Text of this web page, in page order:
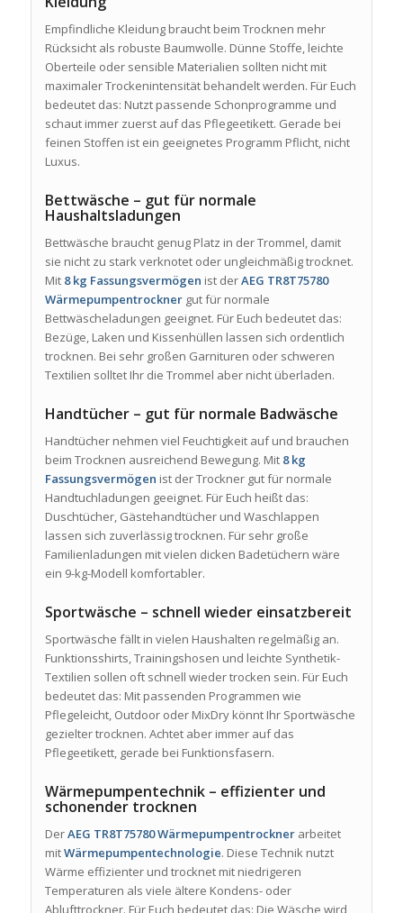
Empfindliche Kleidung braucht beim Trocknen mehr
Rücksicht als robuste Baumwolle. Dünne Stoffe, leichte
Oberteile oder sensible Materialien sollten nicht mit
maximaler Trockenintensität behandelt werden. Für Euch
bedeutet das: Nutzt passende Schonprogramme und
schaut immer zuerst auf das Pflegeetikett. Gerade bei
feinen Stoffen ist ein geeignetes Programm Pflicht, nicht
Luxus.
Bettwäsche – gut für normale
Haushaltsladungen
Bettwäsche braucht genug Platz in der Trommel, damit
sie nicht zu stark verknotet oder ungleichmäßig trocknet.
Mit 8 kg Fassungsvermögen ist derAEG TR8T75780
Wärmepumpentrocknergut für normale
Bettwäscheladungen geeignet. Für Euch bedeutet das:
Bezüge, Laken und Kissenhüllen lassen sich ordentlich
trocknen. Bei sehr großen Garnituren oder schweren
Textilien solltet Ihr die Trommel aber nicht überladen.
Handtücher – gut für normale Badwäsche
Handtücher nehmen viel Feuchtigkeit auf und brauchen
beim Trocknen ausreichend Bewegung. Mit 8 kg
Fassungsvermögen ist der Trockner gut für normale
Handtuchladungen geeignet. Für Euch heißt das:
Duschtücher, Gästehandtücher und Waschlappen
lassen sich zuverlässig trocknen. Für sehr große
Familienladungen mit vielen dicken Badetüchern wäre
ein 9-kg-Modell komfortabler.
Sportwäsche – schnell wieder einsatzbereit
Sportwäsche fällt in vielen Haushalten regelmäßig an.
Funktionsshirts, Trainingshosen und leichte Synthetik-
Textilien sollen oft schnell wieder trocken sein. Für Euch
bedeutet das: Mit passenden Programmen wie
Pflegeleicht, Outdoor oder MixDry könnt Ihr Sportwäsche
gezielter trocknen. Achtet aber immer auf das
Pflegeetikett, gerade bei Funktionsfasern.
Wärmepumpentechnik – effizienter und
schonender trocknen
DerAEG TR8T75780 Wärmepumpentrocknerarbeitet
mitWärmepumpentechnologie. Diese Technik nutzt
Wärme effizienter und trocknet mit niedrigeren
Temperaturen als viele ältere Kondens- oder
Ablufttrockner. Für Euch bedeutet das: Die Wäsche wird